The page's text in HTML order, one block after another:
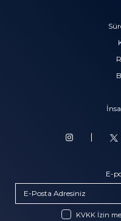
E-
KVKK İzin